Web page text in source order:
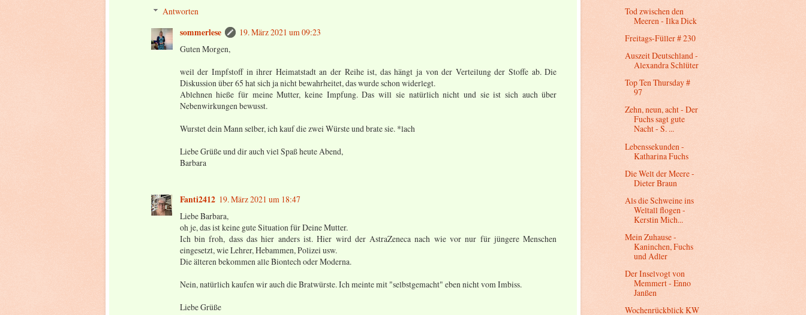
Antworten
sommerlese
19. März 2021 um 09:23
Guten Morgen,
weil der Impfstoff in ihrer Heimatstadt an der Reihe ist, das hängt ja von der Verteilung der Stoffe ab. Die
Diskussion über 65 hat sich ja nicht bewahrheitet, das wurde schon widerlegt.
Ablehnen hieße für meine Mutter, keine Impfung. Das will sie natürlich nicht und sie ist sich auch über
Nebenwirkungen bewusst.
Wurstet dein Mann selber, ich kauf die zwei Würste und brate sie. *lach
Liebe Grüße und dir auch viel Spaß heute Abend,
Barbara
Fanti2412 19. März 2021 um 18:47
Liebe Barbara,
oh je, das ist keine gute Situation für Deine Mutter.
Ich bin froh, dass das hier anders ist. Hier wird der AstraZeneca nach wie vor nur für jüngere Menschen
eingesetzt, wie Lehrer, Hebammen, Polizei usw.
Die älteren bekommen alle Biontech oder Moderna.
Nein, natürlich kaufen wir auch die Bratwürste. Ich meinte mit "selbstgemacht" eben nicht vom Imbiss.
Liebe Grüße
Tod zwischen den
Meeren - Ilka Dick
Freitags-Füller # 230
Auszeit Deutschland -
Alexandra Schlüter
Top Ten Thursday #
97
Zehn, neun, acht - Der
Fuchs sagt gute
Nacht - S. ...
Lebenssekunden -
Katharina Fuchs
Die Welt der Meere -
Dieter Braun
Als die Schweine ins
Weltall flogen -
Kerstin Mich...
Mein Zuhause -
Kaninchen, Fuchs
und Adler
Der Inselvogt von
Memmert - Enno
Janßen
Wochenrückblick KW